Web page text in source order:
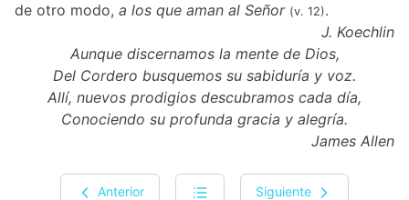
de otro modo, a los que aman al Señor (v. 12).
J. Koechlin
Aunque discernamos la mente de Dios,
Del Cordero busquemos su sabiduría y voz.
Allí, nuevos prodigios descubramos cada día,
Conociendo su profunda gracia y alegría.
James Allen
Anterior Siguiente